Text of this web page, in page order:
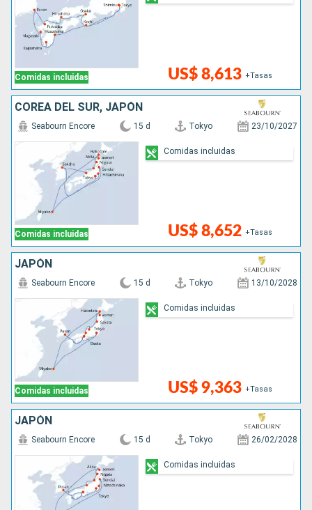
Comidas incluidas US$ 8,613 +Tasas
COREA DEL SUR, JAPÓN
Comidas incluidas
Seabourn Encore 15 d Tokyo 23/10/2027
US$ 8,652 +Tasas
Comidas incluidas
JAPÓN
Comidas incluidas
Seabourn Encore 15 d Tokyo 13/10/2028
US$ 9,363 +Tasas
Comidas incluidas
JAPÓN
Seabourn Encore 15 d Tokyo 26/02/2028
Comidas incluidas